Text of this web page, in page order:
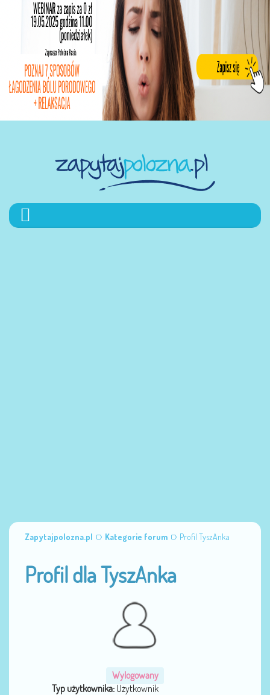
Zapytajpolozna.pl Kategorie forum Profil TyszAnka
Profil dla TyszAnka
Wylogowany
Typ użytkownika: Użytkownik